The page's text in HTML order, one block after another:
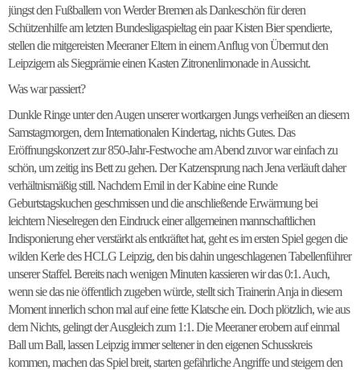
jüngst den Fußballern von Werder Bremen als Dankeschön für deren
Schützenhilfe am letzten Bundesligaspieltag ein paar Kisten Bier spendierte,
stellen die mitgereisten Meeraner Eltern in einem Anflug von Übermut den
Leipzigern als Siegprämie einen Kasten Zitronenlimonade in Aussicht.
Was war passiert?
Dunkle Ringe unter den Augen unserer wortkargen Jungs verheißen an diesem
Samstagmorgen, dem Internationalen Kindertag, nichts Gutes. Das
Eröffnungskonzert zur 850-Jahr-Festwoche am Abend zuvor war einfach zu
schön, um zeitig ins Bett zu gehen. Der Katzensprung nach Jena verläuft daher
verhältnismäßig still. Nachdem Emil in der Kabine eine Runde
Geburtstagskuchen geschmissen und die anschließende Erwärmung bei
leichtem Nieselregen den Eindruck einer allgemeinen mannschaftlichen
Indisponierung eher verstärkt als entkräftet hat, geht es im ersten Spiel gegen die
wilden Kerle des HCLG Leipzig, den bis dahin ungeschlagenen Tabellenführer
unserer Staffel. Bereits nach wenigen Minuten kassieren wir das 0:1. Auch,
wenn sie das nie öffentlich zugeben würde, stellt sich Trainerin Anja in diesem
Moment innerlich schon mal auf eine fette Klatsche ein. Doch plötzlich, wie aus
dem Nichts, gelingt der Ausgleich zum 1:1. Die Meeraner erobern auf einmal
Ball um Ball, lassen Leipzig immer seltener in den eigenen Schusskreis
kommen, machen das Spiel breit, starten gefährliche Angriffe und steigern den